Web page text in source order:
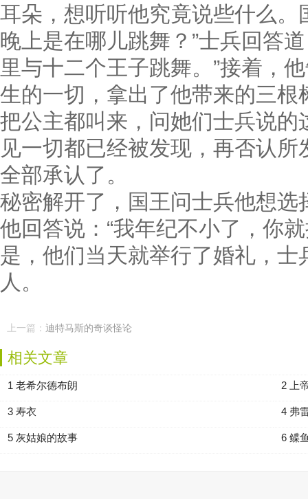
耳朵，想听听他究竟说些什么。
晚上是在哪儿跳舞？”士兵回答
里与十二个王子跳舞。”接着，
生的一切，拿出了他带来的三
把公主都叫来，问她们士兵说
见一切都已经被发现，再否认
全部承认了。
秘密解开了，国王问士兵他想
他回答说：“我年纪不小了，你
是，他们当天就举行了婚礼 ，
人。
上一篇： 迪特马斯的奇谈怪论
相关文章
1 老希尔德布朗 2 上
3 寿衣 4 弗
5 灰姑娘的故事 6 鲽